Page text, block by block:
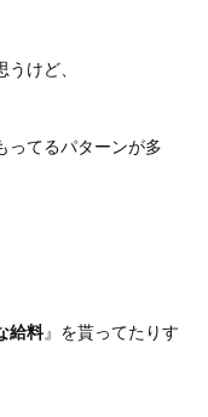
けど、
ってるパターンが多
給料』を貰ってたりす